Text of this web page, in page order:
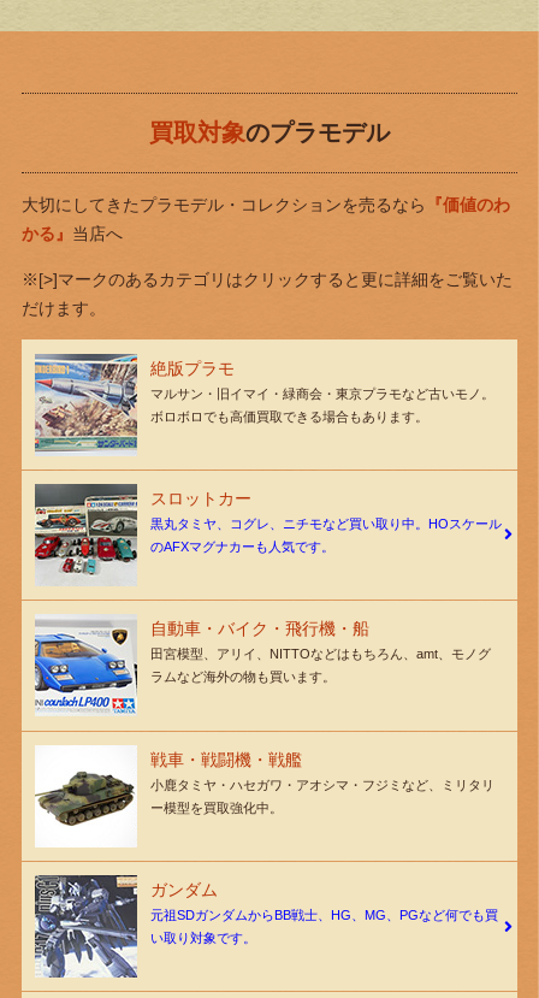
買取対象のプラモデル
大切にしてきたプラモデル・コレクションを売るなら
『価値のわ
かる』 当店へ
※[>]マークのあるカテゴリはクリックすると更に詳細をご覧いた
だけます。
絶版プラモ
マルサン・旧イマイ・緑商会・東京プラモなど古いモノ。
ボロボロでも高価買取できる場合もあります。
スロットカー
黒丸タミヤ、コグレ、ニチモなど買い取り中。HOスケール
のAFXマグナカーも人気です。
自動車・バイク・飛行機・船
田宮模型、アリイ、NITTOなどはもちろん、amt、モノグ
ラムなど海外の物も買います。
戦車・戦闘機・戦艦
小鹿タミヤ・ハセガワ・アオシマ・フジミなど、ミリタリ
ー模型を買取強化中。
ガンダム
元祖SDガンダムからBB戦士、HG、MG、PGなど何でも買
い取り対象です。